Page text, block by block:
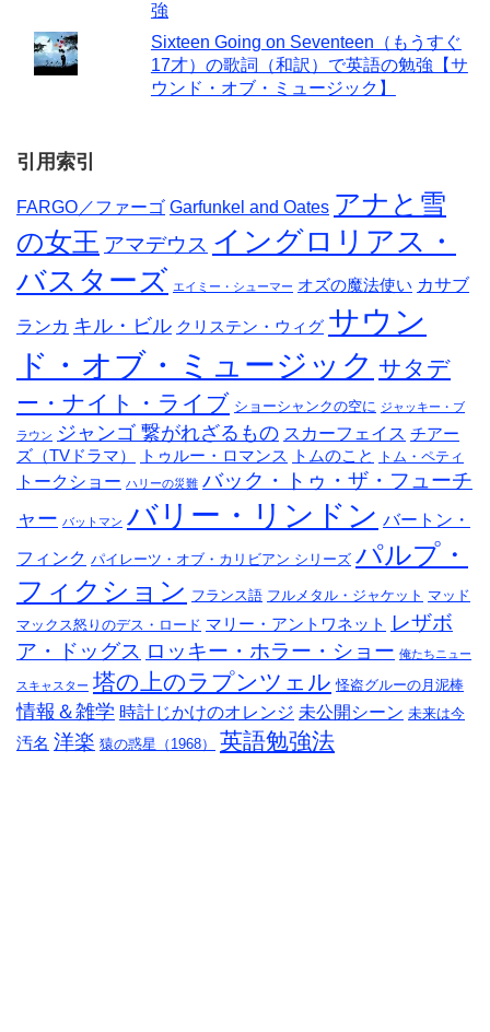
強
Sixteen Going on Seventeen（もうすぐ
17才）の歌詞（和訳）で英語の勉強【サ
ウンド・オブ・ミュージック】
引用索引
FARGO／ファーゴ Garfunkel and Oates アナと雪
の女王 アマデウス イングロリアス・
バスターズ エイミー・シューマー オズの魔法使い カサブ
ランカ キル・ビル クリステン・ウィグ サウン
ド・オブ・ミュージック サタデ
ー・ナイト・ライブ ショーシャンクの空に ジャッキー・ブ
ラウン ジャンゴ 繋がれざるもの スカーフェイス チアー
ズ（TVドラマ）
トゥルー・ロマンス トムのこと トム・ペティ
トークショー ハリーの災難 バック・トゥ・ザ・フューチ
ャー バットマン バリー・リンドン バートン・
フィンク パイレーツ・オブ・カリビアン シリーズ パルプ・
フィクション フランス語 フルメタル・ジャケット マッド
マックス怒りのデス・ロード マリー・アントワネット レザボ
ア・ドッグス ロッキー・ホラー・ショー 俺たちニュー
スキャスター 塔の上のラプンツェル 怪盗グルーの月泥棒
情報＆雑学 時計じかけのオレンジ 未公開シーン 未来は今
汚名 洋楽 猿の惑星（1968） 英語勉強法